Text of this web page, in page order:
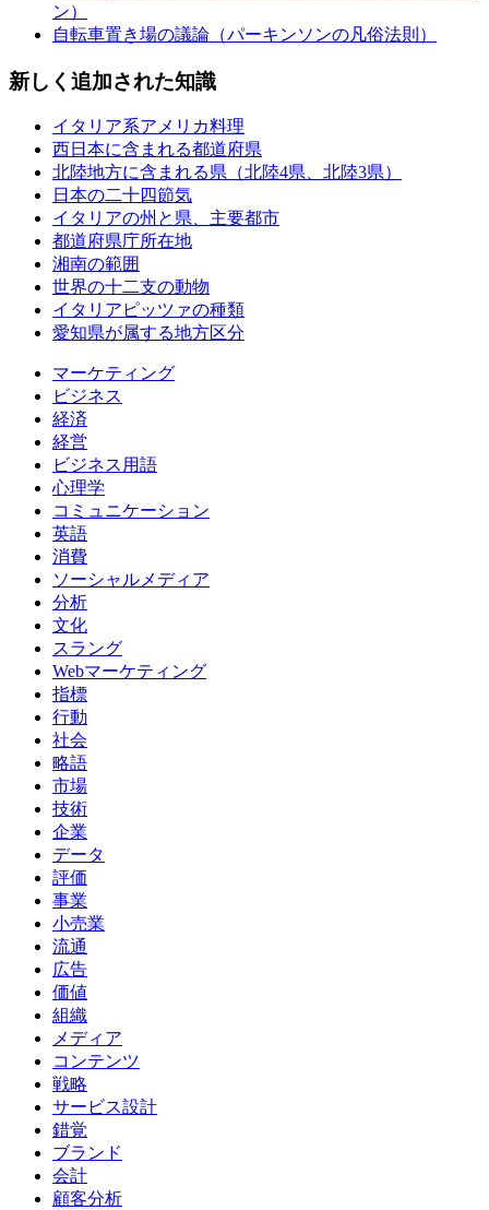
ン）
自転車置き場の議論（パーキンソンの凡俗法則）
新しく追加された知識
イタリア系アメリカ料理
西日本に含まれる都道府県
北陸地方に含まれる県（北陸4県、北陸3県）
日本の二十四節気
イタリアの州と県、主要都市
都道府県庁所在地
湘南の範囲
世界の十二支の動物
イタリアピッツァの種類
愛知県が属する地方区分
マーケティング
ビジネス
経済
経営
ビジネス用語
心理学
コミュニケーション
英語
消費
ソーシャルメディア
分析
文化
スラング
Webマーケティング
指標
行動
社会
略語
市場
技術
企業
データ
評価
事業
小売業
流通
広告
価値
組織
メディア
コンテンツ
戦略
サービス設計
錯覚
ブランド
会計
顧客分析